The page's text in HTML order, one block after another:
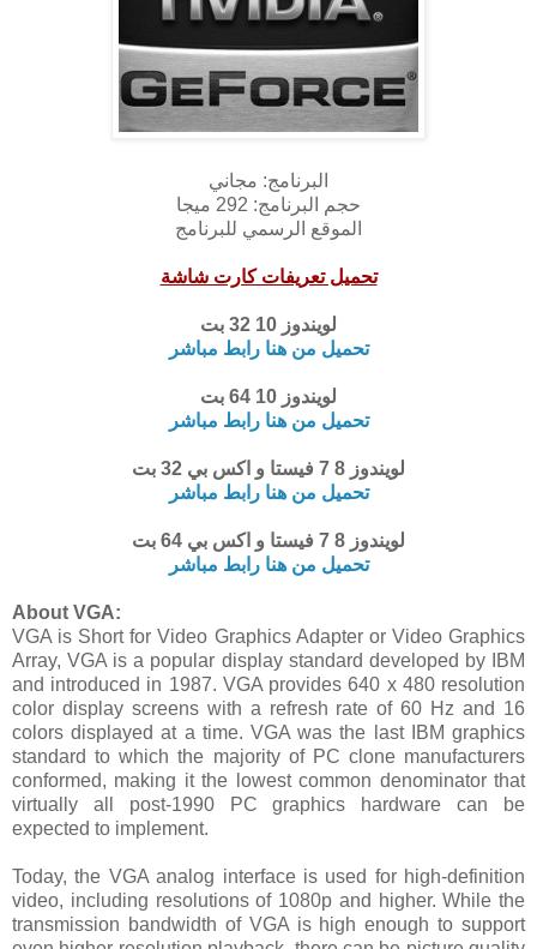
البرنامج: مجاني
حجم البرنامج: 292 ميجا
الموقع الرسمي للبرنامج
تحميل تعريفات كارت شاشة
لويندوز 10 32 بت
تحميل من هنا رابط مباشر
لويندوز 10 64 بت
تحميل من هنا رابط مباشر
لويندوز 8 7 فيستا و اكس بي 32 بت
تحميل من هنا رابط مباشر
لويندوز 8 7 فيستا و اكس بي 64 بت
تحميل من هنا رابط مباشر
About VGA:
VGA is Short for Video Graphics Adapter or Video Graphics
Array, VGA is a popular display standard developed by IBM
and introduced in 1987. VGA provides 640 x 480 resolution
color display screens with a refresh rate of 60 Hz and 16
colors displayed at a time. VGA was the last IBM graphics
standard to which the majority of PC clone manufacturers
conformed, making it the lowest common denominator that
virtually all post-1990 PC graphics hardware can be
expected to implement.
Today, the VGA analog interface is used for high-definition
video, including resolutions of 1080p and higher. While the
transmission bandwidth of VGA is high enough to support